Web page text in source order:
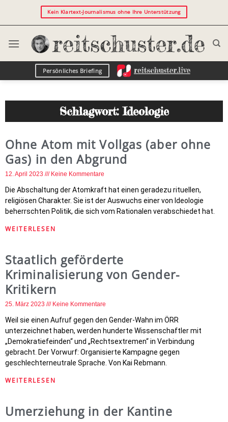
Kein Klartext-Journalismus ohne Ihre Unterstützung
Persönliches Briefing
Schlagwort: Ideologie
Ohne Atom mit Vollgas (aber ohne
Gas) in den Abgrund
12. April 2023 Keine Kommentare
Die Abschaltung der Atomkraft hat einen geradezu rituellen,
religiösen Charakter. Sie ist der Auswuchs einer von Ideologie
beherrschten Politik, die sich vom Rationalen verabschiedet hat.
WEITERLESEN
Staatlich geförderte
Kriminalisierung von Gender-
Kritikern
25. März 2023 Keine Kommentare
Weil sie einen Aufruf gegen den Gender-Wahn im ÖRR
unterzeichnet haben, werden hunderte Wissenschaftler mit
„Demokratiefeinden“ und „Rechtsextremen“ in Verbindung
gebracht. Der Vorwurf: Organisierte Kampagne gegen
geschlechterneutrale Sprache. Von Kai Rebmann.
WEITERLESEN
Umerziehung in der Kantine